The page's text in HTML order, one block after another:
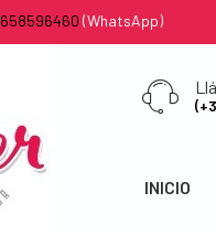
658596460 (WhatsApp)
INICIO